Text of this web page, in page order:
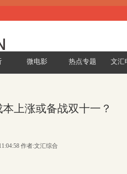
微电影 热点专题 文汇
上涨或备战双十一？
作者:文汇综合